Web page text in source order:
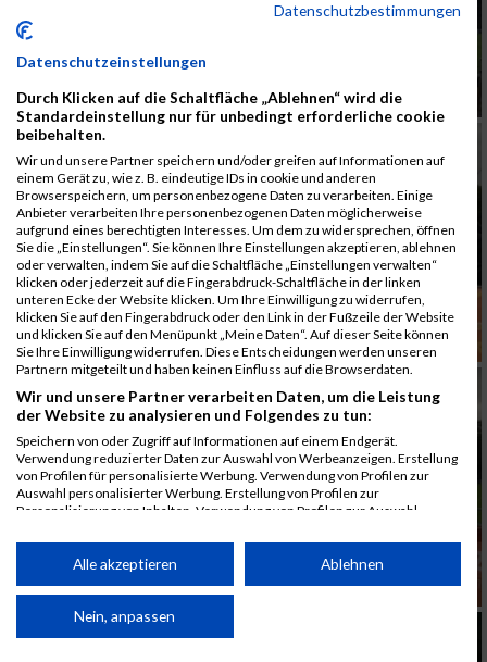
Datenschutzbestimmungen
Datenschutzeinstellungen
Durch Klicken auf die Schaltfläche „Ablehnen“ wird die
Standardeinstellung nur für unbedingt erforderliche cookie
beibehalten.
Wir und unsere Partner speichern und/oder greifen auf Informationen auf
einem Gerät zu, wie z. B. eindeutige IDs in cookie und anderen
Browserspeichern, um personenbezogene Daten zu verarbeiten. Einige
Anbieter verarbeiten Ihre personenbezogenen Daten möglicherweise
aufgrund eines berechtigten Interesses. Um dem zu widersprechen, öffnen
Sie die „Einstellungen“. Sie können Ihre Einstellungen akzeptieren, ablehnen
oder verwalten, indem Sie auf die Schaltfläche „Einstellungen verwalten“
klicken oder jederzeit auf die Fingerabdruck-Schaltfläche in der linken
unteren Ecke der Website klicken. Um Ihre Einwilligung zu widerrufen,
klicken Sie auf den Fingerabdruck oder den Link in der Fußzeile der Website
und klicken Sie auf den Menüpunkt „Meine Daten“. Auf dieser Seite können
Sie Ihre Einwilligung widerrufen. Diese Entscheidungen werden unseren
Partnern mitgeteilt und haben keinen Einfluss auf die Browserdaten.
Wir und unsere Partner verarbeiten Daten, um die Leistung
der Website zu analysieren und Folgendes zu tun:
Speichern von oder Zugriff auf Informationen auf einem Endgerät.
Verwendung reduzierter Daten zur Auswahl von Werbeanzeigen. Erstellung
von Profilen für personalisierte Werbung. Verwendung von Profilen zur
Auswahl personalisierter Werbung. Erstellung von Profilen zur
Personalisierung von Inhalten. Verwendung von Profilen zur Auswahl
Performance von Inhalten. Analyse von Zielgruppen durch Statistiken oder
Kombinationen von Daten aus verschiedenen Quellen. Entwicklung und
von Inhalten.
Daten können außerhalb der Europäischen Union weitergegeben und in die
Alle akzeptieren Ablehnen
Nein, anpassen